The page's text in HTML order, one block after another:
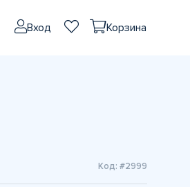
Вход Корзина
Код: #2999